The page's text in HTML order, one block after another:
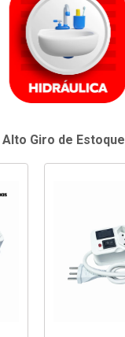
Alto Giro de Estoque